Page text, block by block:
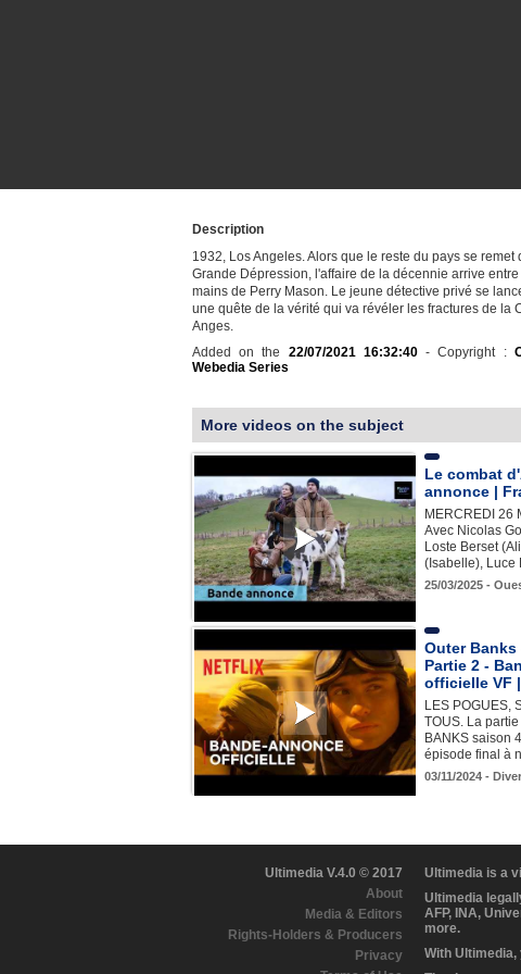
Description
1932, Los Angeles. Alors que le reste du pays se remet
Grande Dépression, l'affaire de la décennie arrive
mains de Perry Mason. Le jeune détective privé se
une quête de la vérité qui va révéler les fractures de la
Anges.
Added on the 22/07/2021 16:32:40- Copyright :
Webedia Series
More videos on the subject
Le combat
annonce |
MERCREDI 26
Avec Nicolas
Loste Berset
(Isabelle),
25/03/2025 -
Outer Banks
Partie 2 -
officielle VF
LES POGUES,
TOUS. La
BANKS saison
épisode final à
03/11/2024 -
Ultimedia V.4.0 © 2017
About
Media & Editors
Rights-Holders & Producers
Privacy
Ultimedia is a
Ultimedia
AFP, INA,
more.
With